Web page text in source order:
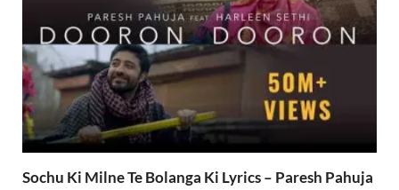
Sochu Ki Milne Te Bolanga Ki Lyrics – Paresh Pahuja